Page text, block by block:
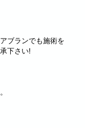
ブランでも施術を
下さい!